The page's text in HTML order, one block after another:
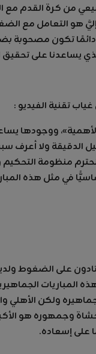
من كرة القدم مع
إليَّ هو التعامل مع
دائمًا تكون
يساعدنا على تحقيق
تقنية الفيديو :
ووجودها
الدقيقة ولا أعرف
منظومة التحكيم
في مثل هذه
على الضغوط
المباريات
ولكن الأهلي
وجمهوره هو الأكبر
على إسعاده.